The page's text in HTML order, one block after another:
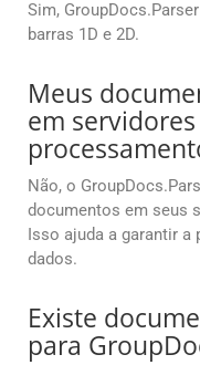
Sim,
barras 1D e 2D.
Meus
em
Não, o
documentos em seus
Isso ajuda a garantir a
dados.
Existe
para